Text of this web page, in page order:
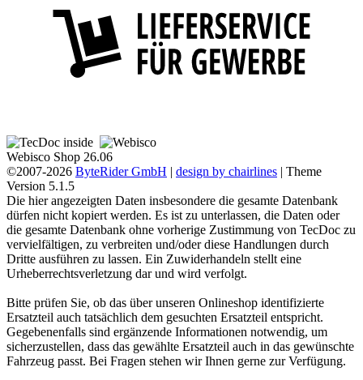
Webisco Shop 26.06
©2007-2026 ByteRider GmbH | design by chairlines | Theme
Version 5.1.5
Die hier angezeigten Daten insbesondere die gesamte Datenbank
dürfen nicht kopiert werden. Es ist zu unterlassen, die Daten oder
die gesamte Datenbank ohne vorherige Zustimmung von TecDoc zu
vervielfältigen, zu verbreiten und/oder diese Handlungen durch
Dritte ausführen zu lassen. Ein Zuwiderhandeln stellt eine
Urheberrechtsverletzung dar und wird verfolgt.
Bitte prüfen Sie, ob das über unseren Onlineshop identifizierte
Ersatzteil auch tatsächlich dem gesuchten Ersatzteil entspricht.
Gegebenenfalls sind ergänzende Informationen notwendig, um
sicherzustellen, dass das gewählte Ersatzteil auch in das gewünschte
Fahrzeug passt. Bei Fragen stehen wir Ihnen gerne zur Verfügung.